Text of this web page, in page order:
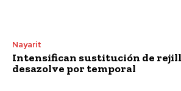
Nayarit
Intensifican sustitución de
desazolve por temporal